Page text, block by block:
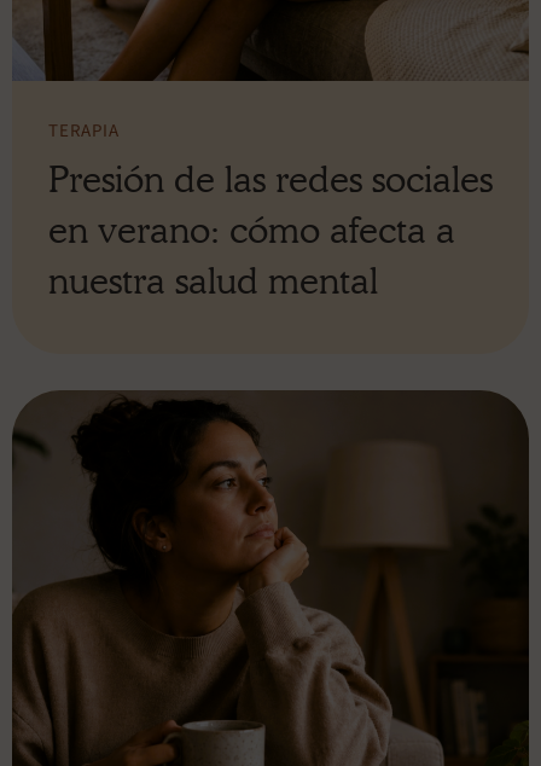
TERAPIA
Presión de las redes sociales
en verano: cómo afecta a
nuestra salud mental